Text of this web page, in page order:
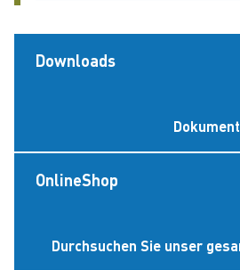
Downloads
OnlineShop
Durchsuchen Sie unser